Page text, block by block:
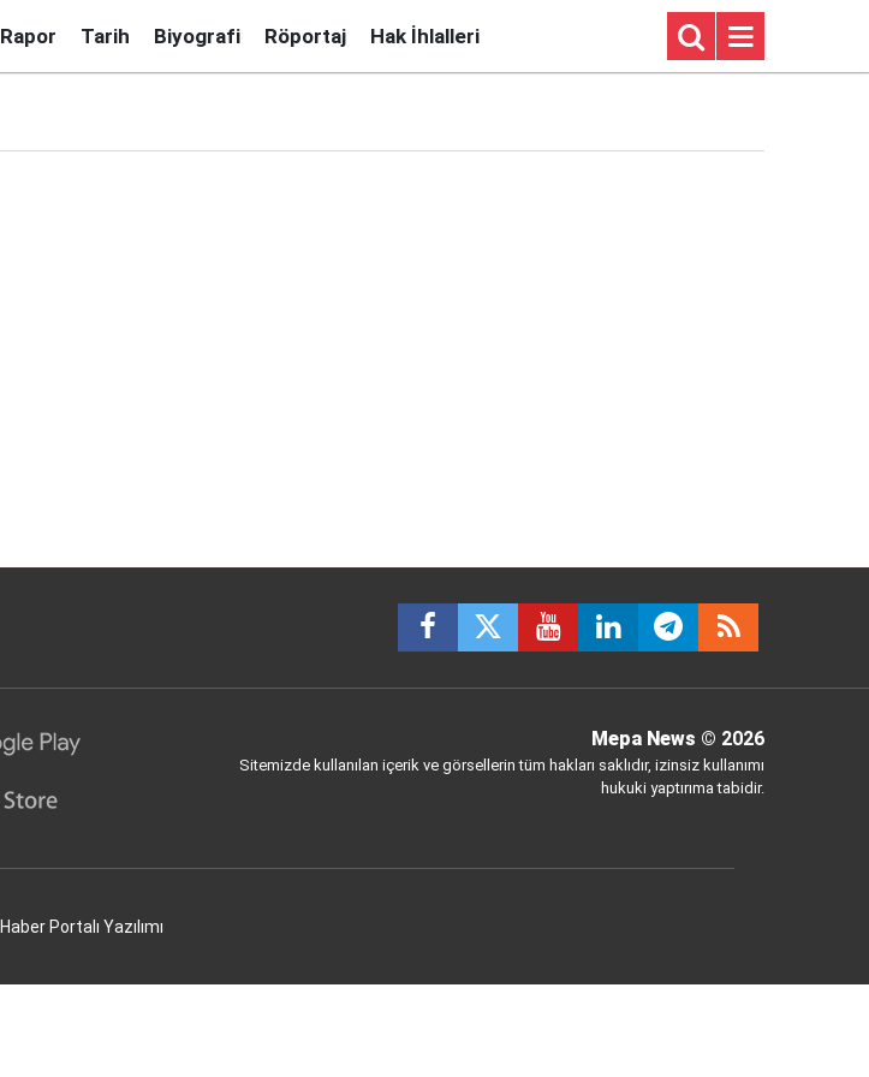
Rapor Tarih Biyografi Röportaj Hak İhlalleri
Mepa News © 2026
Sitemizde kullanılan içerik ve görsellerin tüm hakları saklıdır, izinsiz kullanımı
hukuki yaptırıma tabidir.
Haber Portalı Yazılımı